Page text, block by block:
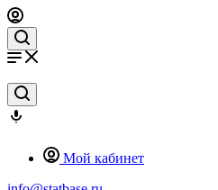
Мой кабинет